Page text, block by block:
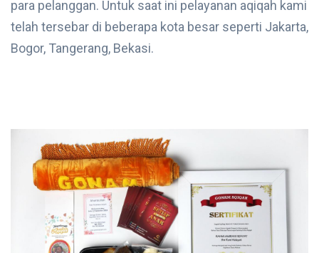
para pelanggan. Untuk saat ini pelayanan aqiqah kami
telah tersebar di beberapa kota besar seperti Jakarta,
Bogor, Tangerang, Bekasi.